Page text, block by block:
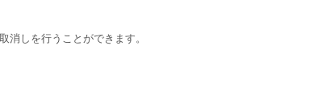
しを行うことができます。